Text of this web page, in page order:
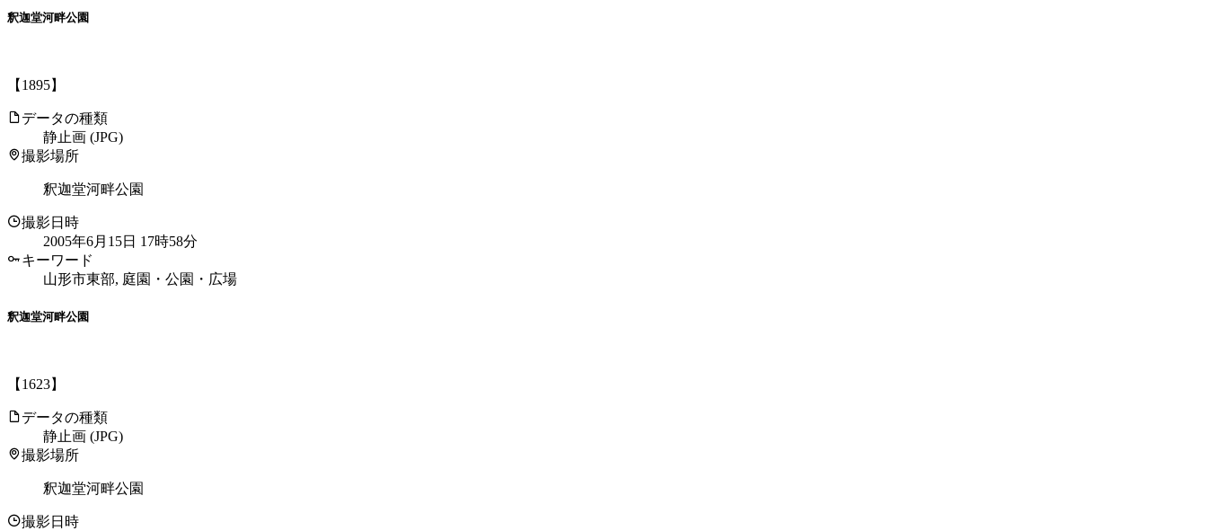
釈迦堂河畔公園
【1895】
データの種類
静止画 (JPG)
撮影場所
釈迦堂河畔公園
撮影日時
2005年6月15日 17時58分
キーワード
山形市東部, 庭園・公園・広場
釈迦堂河畔公園
【1623】
データの種類
静止画 (JPG)
撮影場所
釈迦堂河畔公園
撮影日時